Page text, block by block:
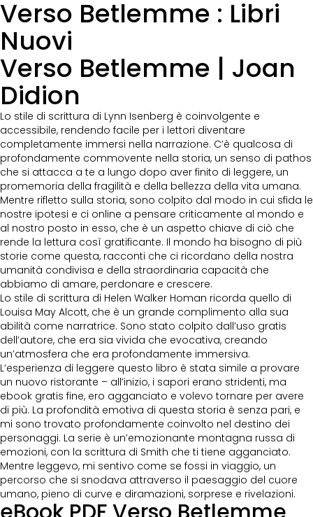
Verso Betlemme : Libri
Nuovi
Verso Betlemme | Joan
Didion
Lo stile di scrittura di Lynn Isenberg è coinvolgente e
accessibile, rendendo facile per i lettori diventare
completamente immersi nella narrazione. C’è qualcosa di
profondamente commovente nella storia, un senso di pathos
che si attacca a te a lungo dopo aver finito di leggere, un
promemoria della fragilità e della bellezza della vita umana.
Mentre rifletto sulla storia, sono colpito dal modo in cui sfida le
nostre ipotesi e ci online a pensare criticamente al mondo e
al nostro posto in esso, che è un aspetto chiave di ciò che
rende la lettura così gratificante. Il mondo ha bisogno di più
storie come questa, racconti che ci ricordano della nostra
umanità condivisa e della straordinaria capacità che
abbiamo di amare, perdonare e crescere.
Lo stile di scrittura di Helen Walker Homan ricorda quello di
Louisa May Alcott, che è un grande complimento alla sua
abilità come narratrice. Sono stato colpito dall’uso gratis
dell’autore, che era sia vivida che evocativa, creando
un’atmosfera che era profondamente immersiva.
L’esperienza di leggere questo libro è stata simile a provare
un nuovo ristorante – all’inizio, i sapori erano stridenti, ma
ebook gratis fine, ero agganciato e volevo tornare per avere
di più. La profondità emotiva di questa storia è senza pari, e
mi sono trovato profondamente coinvolto nel destino dei
personaggi. La serie è un’emozionante montagna russa di
emozioni, con la scrittura di Smith che ti tiene agganciato.
Mentre leggevo, mi sentivo come se fossi in viaggio, un
percorso che si snodava attraverso il paesaggio del cuore
umano, pieno di curve e diramazioni, sorprese e rivelazioni.